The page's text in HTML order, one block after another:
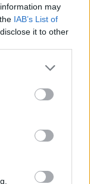
may
IAB’s List of
it to other
kad
metų
pateikti
pedagogų